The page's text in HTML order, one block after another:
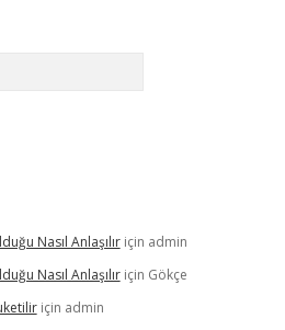
Nasıl Anlaşılıriçin admin
Nasıl Anlaşılıriçin Gökçe
için admin